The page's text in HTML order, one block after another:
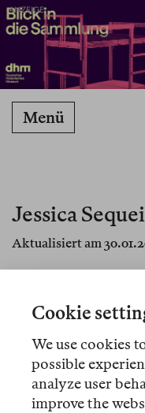
ANZEIGE
Menü
Jessica
Aktualisiert am
und Historikerin.
Cookie
We use cookies
possible
analyze user
improve the